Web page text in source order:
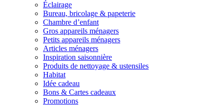
Éclairage
Bureau, bricolage & papeterie
Chambre d’enfant
Gros appareils ménagers
Petits appareils ménagers
Articles ménagers
Inspiration saisonnière
Produits de nettoyage & ustensiles
Habitat
Idée cadeau
Bons & Cartes cadeaux
Promotions